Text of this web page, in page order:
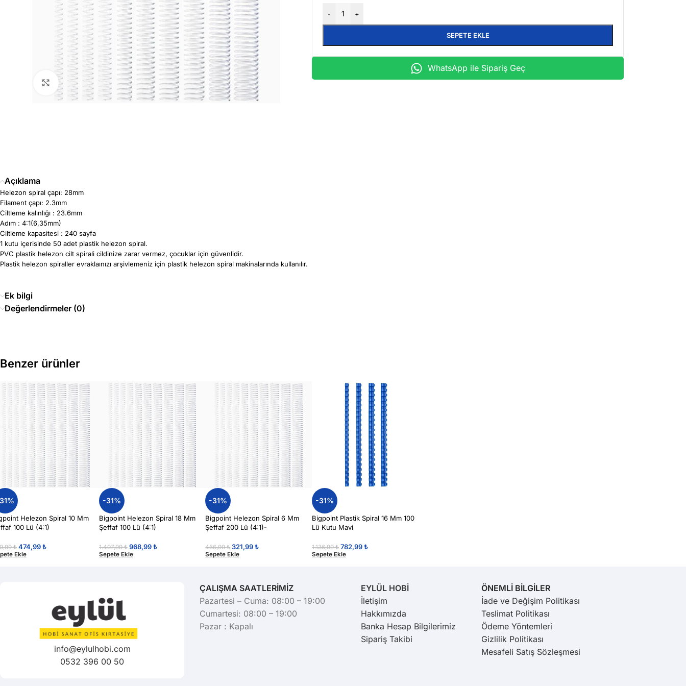
Büyütmek için tıklayın
- +
SEPETE EKLE
WhatsApp ile Sipariş Geç
Açıklama
Helezon spiral çapı: 28mm
Filament çapı: 2.3mm
Ciltleme kalınlığı : 23.6mm
Adım : 4:1(6,35mm)
Ciltleme kapasitesi : 240 sayfa
1 kutu içerisinde 50 adet plastik helezon spiral.
PVC plastik helezon cilt spirali cildinize zarar vermez, çocuklar için güvenlidir.
Plastik helezon spiraller evraklaınızı arşivlemeniz için plastik helezon spiral makinalarında kullanılır.
Ek bilgi
Değerlendirmeler (0)
Benzer ürünler
Helezon Spiral 10 Mm
100 Lü (4:1)
₺ 474,99₺
Ekle
-31%
Bigpoint Helezon Spiral 18 Mm
Şeffaf 100 Lü (4:1)
1.407,99₺ 968,99₺
Sepete Ekle
-31%
Bigpoint Helezon Spiral 6 Mm
Şeffaf 200 Lü (4:1)-
466,99₺ 321,99₺
Sepete Ekle
-31%
Bigpoint Plastik Spiral 16 Mm 100
Lü Kutu Mavi
1.136,99₺ 782,99₺
Sepete Ekle
info@eylulhobi.com
0532 396 00 50
ÇALIŞMA SAATLERİMİZ
Pazartesi – Cuma: 08:00 – 19:00
Cumartesi: 08:00 – 19:00
Pazar : Kapalı
EYLÜL HOBİ
İletişim
Hakkımızda
Banka Hesap Bilgilerimiz
Sipariş Takibi
ÖNEMLİ BİLGİLER
İade ve Değişim Politikası
Teslimat Politikası
Ödeme Yöntemleri
Gizlilik Politikası
Mesafeli Satış Sözleşmesi